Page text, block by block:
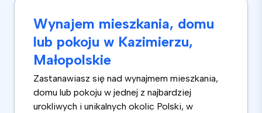
Wynajem mieszkania, domu
lub pokoju w Kazimierzu,
Małopolskie
Zastanawiasz się nad wynajmem mieszkania,
domu lub pokoju w jednej z najbardziej
urokliwych i unikalnych okolic Polski, w